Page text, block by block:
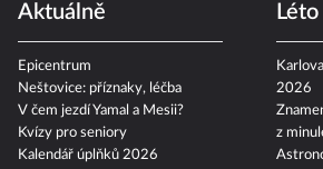
Aktuálně
Epicentrum
Neštovice: příznaky, léčba
V čem jezdí Yamal a Mesii?
Kvízy pro seniory
Kalendář úplňků 2026
2026
z